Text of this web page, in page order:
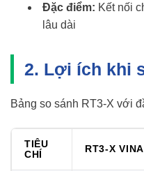
Đặc điểm: Kết nối
lâu dài
2. Lợi ích khi
Bảng so sánh RT3-X với
TIÊU
CHÍ
RT3-X